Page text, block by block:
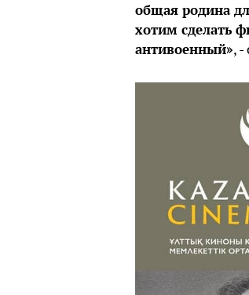
общая родина
хотим сделать
антивоенный», -